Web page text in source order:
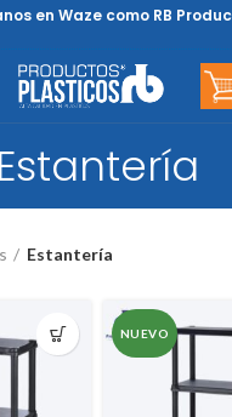
en Waze como RB
Estantería
Estantería
NUEVO